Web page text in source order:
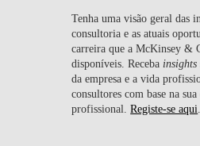
Tenha uma visão geral das
consultoria e as atuais
carreira que a McKinsey &
disponíveis. Receba insights
da empresa e a vida
consultores com base na
profissional.Registe-se aqui